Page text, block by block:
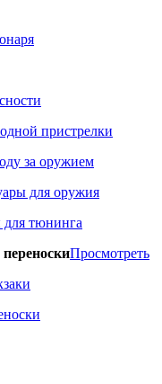
пристрелки
за оружием
для оружия
тюнинга
Просмотреть